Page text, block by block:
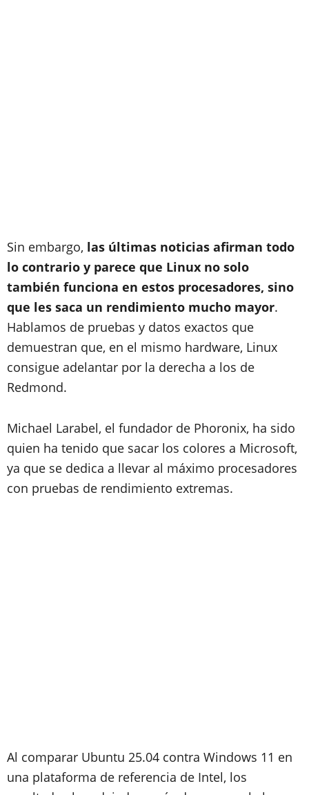
Sin embargo, las últimas noticias afirman todo
lo contrario y parece que Linux no solo
también funciona en estos procesadores, sino
que les saca un rendimiento mucho mayor.
Hablamos de pruebas y datos exactos que
demuestran que, en el mismo hardware, Linux
consigue adelantar por la derecha a los de
Redmond.
Michael Larabel, el fundador de Phoronix, ha sido
quien ha tenido que sacar los colores a Microsoft,
ya que se dedica a llevar al máximo procesadores
con pruebas de rendimiento extremas.
Al comparar Ubuntu 25.04 contra Windows 11 en
una plataforma de referencia de Intel, los